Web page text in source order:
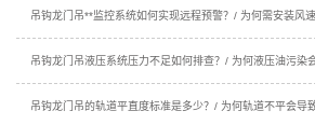
吊钩龙门吊**监控系统如何实现远程预警？/ 为何需安装风
吊钩龙门吊液压系统压力不足如何排查？/ 为何液压油污染
吊钩龙门吊的轨道平直度标准是多少？/ 为何轨道不平会导